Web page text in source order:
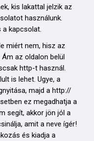
kis lakattal jelzik az
használunk.
a kapcsolat.
miért nem, hisz az
az oldalon belül
http-t használ.
is lehet. Ugye, a
majd a http://
ez megadhatja a
segít, akkor jön jól a
amit a neve ígér!
és kiadja a